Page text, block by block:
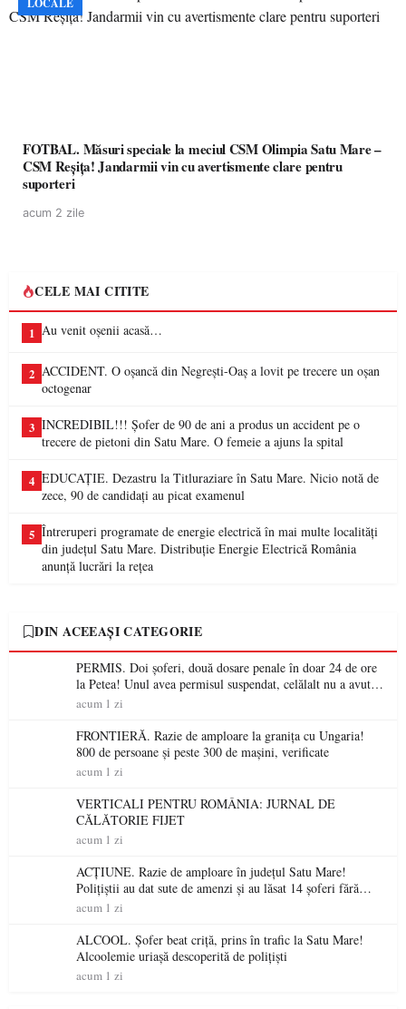
LOCALE
FOTBAL. Măsuri speciale la meciul CSM Olimpia Satu Mare –
CSM Reșița! Jandarmii vin cu avertismente clare pentru
suporteri
acum 2 zile
CELE MAI CITITE
1 Au venit oșenii acasă…
2 ACCIDENT. O oșancă din Negrești-Oaș a lovit pe trecere un oșan
octogenar
3 INCREDIBIL!!! Șofer de 90 de ani a produs un accident pe o
trecere de pietoni din Satu Mare. O femeie a ajuns la spital
4 EDUCAȚIE. Dezastru la Titluraziare în Satu Mare. Nicio notă de
zece, 90 de candidați au picat examenul
5 Întreruperi programate de energie electrică în mai multe localități
din județul Satu Mare. Distribuție Energie Electrică România
anunță lucrări la rețea
DIN ACEEAȘI CATEGORIE
PERMIS. Doi șoferi, două dosare penale în doar 24 de ore
la Petea! Unul avea permisul suspendat, celălalt nu a avut
niciodată permis
acum 1 zi
FRONTIERĂ. Razie de amploare la granița cu Ungaria!
800 de persoane și peste 300 de mașini, verificate
acum 1 zi
VERTICALI PENTRU ROMÂNIA: JURNAL DE
CĂLĂTORIE FIJET
acum 1 zi
ACȚIUNE. Razie de amploare în județul Satu Mare!
Polițiștii au dat sute de amenzi și au lăsat 14 șoferi fără
permis într-o singură zi
acum 1 zi
ALCOOL. Șofer beat criță, prins în trafic la Satu Mare!
Alcoolemie uriașă descoperită de polițiști
acum 1 zi